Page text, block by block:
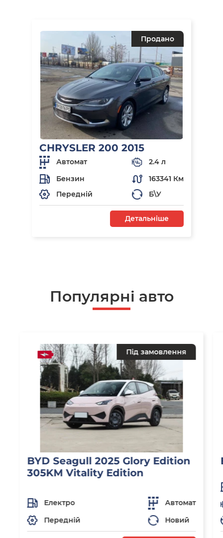
Продано
CHRYSLER 200 2015
Автомат
2.4 л
Бензин
163341 Км
Передній
Б\У
Детальніше
Популярні авто
Під замовлення
BYD Seagull 2025 Glory Edition
305KM Vitality Edition
Електро
Автомат
Передній
Новий